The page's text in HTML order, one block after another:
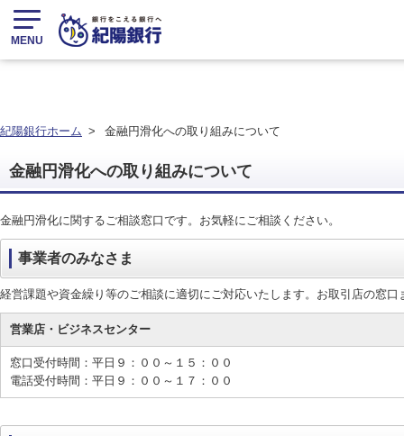
MENU
紀陽銀行ホーム > 金融円滑化への取り組みについて
金融円滑化への取り組みについて
金融円滑化に関するご相談窓口です。お気軽にご相談ください。
事業者のみなさま
経営課題や資金繰り等のご相談に適切にご対応いたします。お取引店の窓口
営業店・ビジネスセンター
窓口受付時間：平日９：００～１５：００
電話受付時間：平日９：００～１７：００